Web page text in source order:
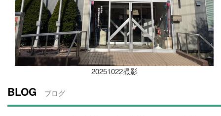
20251022撮影
BLOG ブログ